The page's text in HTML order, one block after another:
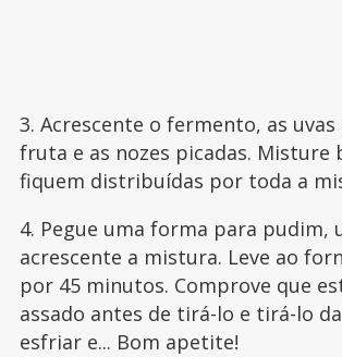
3. Acrescente o fermento, as uvas
fruta e as nozes picadas. Misture
fiquem distribuídas por toda a
4. Pegue uma forma para pudim,
acrescente a mistura. Leve ao
por 45 minutos. Comprove que
assado antes de tirá-lo e tirá-lo
esfriar e... Bom apetite!